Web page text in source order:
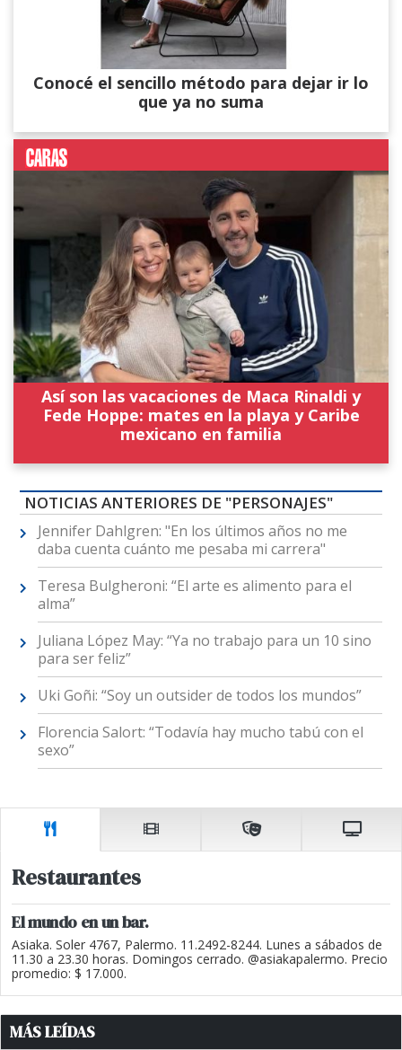
Conocé el sencillo método para dejar ir lo
que ya no suma
Así son las vacaciones de Maca Rinaldi y
Fede Hoppe: mates en la playa y Caribe
mexicano en familia
NOTICIAS ANTERIORES DE "PERSONAJES"
Jennifer Dahlgren: "En los últimos años no me
daba cuenta cuánto me pesaba mi carrera"
Teresa Bulgheroni: “El arte es alimento para el
alma”
Juliana López May: “Ya no trabajo para un 10 sino
para ser feliz”
Uki Goñi: “Soy un outsider de todos los mundos”
Florencia Salort: “Todavía hay mucho tabú con el
sexo”
Restaurantes
El mundo en un bar.
Asiaka. Soler 4767, Palermo. 11.2492-8244. Lunes a sábados de
11.30 a 23.30 horas. Domingos cerrado. @asiakapalermo. Precio
promedio: $ 17.000.
MÁS LEÍDAS